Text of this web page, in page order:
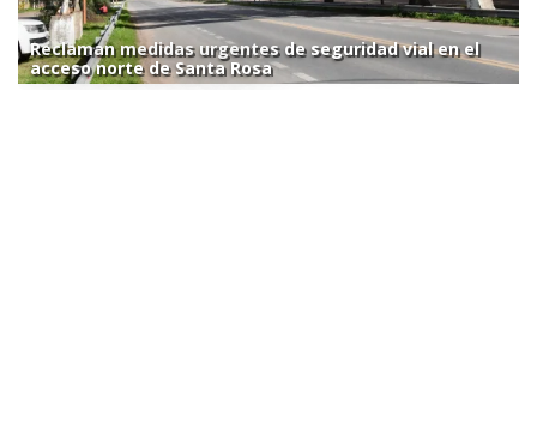
Reclaman medidas urgentes de seguridad vial en el
acceso norte de Santa Rosa